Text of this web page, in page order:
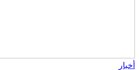
أخبار